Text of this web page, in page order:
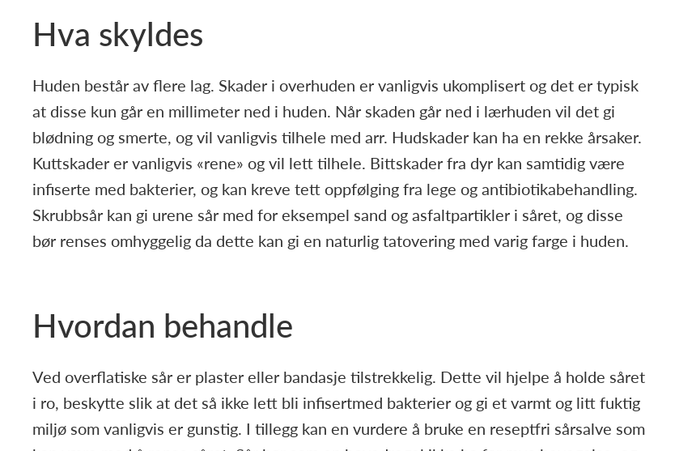
Hva skyldes
Huden består av flere lag. Skader i overhuden er vanligvis ukomplisert og det er typisk
at disse kun går en millimeter ned i huden. Når skaden går ned i lærhuden vil det gi
blødning og smerte, og vil vanligvis tilhele med arr. Hudskader kan ha en rekke årsaker.
Kuttskader er vanligvis «rene» og vil lett tilhele. Bittskader fra dyr kan samtidig være
infiserte med bakterier, og kan kreve tett oppfølging fra lege og antibiotikabehandling.
Skrubbsår kan gi urene sår med for eksempel sand og asfaltpartikler i såret, og disse
bør renses omhyggelig da dette kan gi en naturlig tatovering med varig farge i huden.
Hvordan behandle
Ved overflatiske sår er plaster eller bandasje tilstrekkelig. Dette vil hjelpe å holde såret
i ro, beskytte slik at det så ikke lett bli infisertmed bakterier og gi et varmt og litt fuktig
miljø som vanligvis er gunstig. I tillegg kan en vurdere å bruke en reseptfri sårsalve som